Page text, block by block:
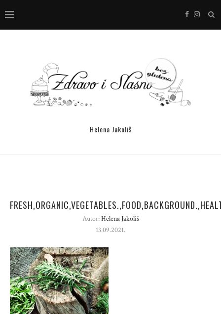
Helena Jakoliš
Autor:Helena Jakoliš
13.09.2021.